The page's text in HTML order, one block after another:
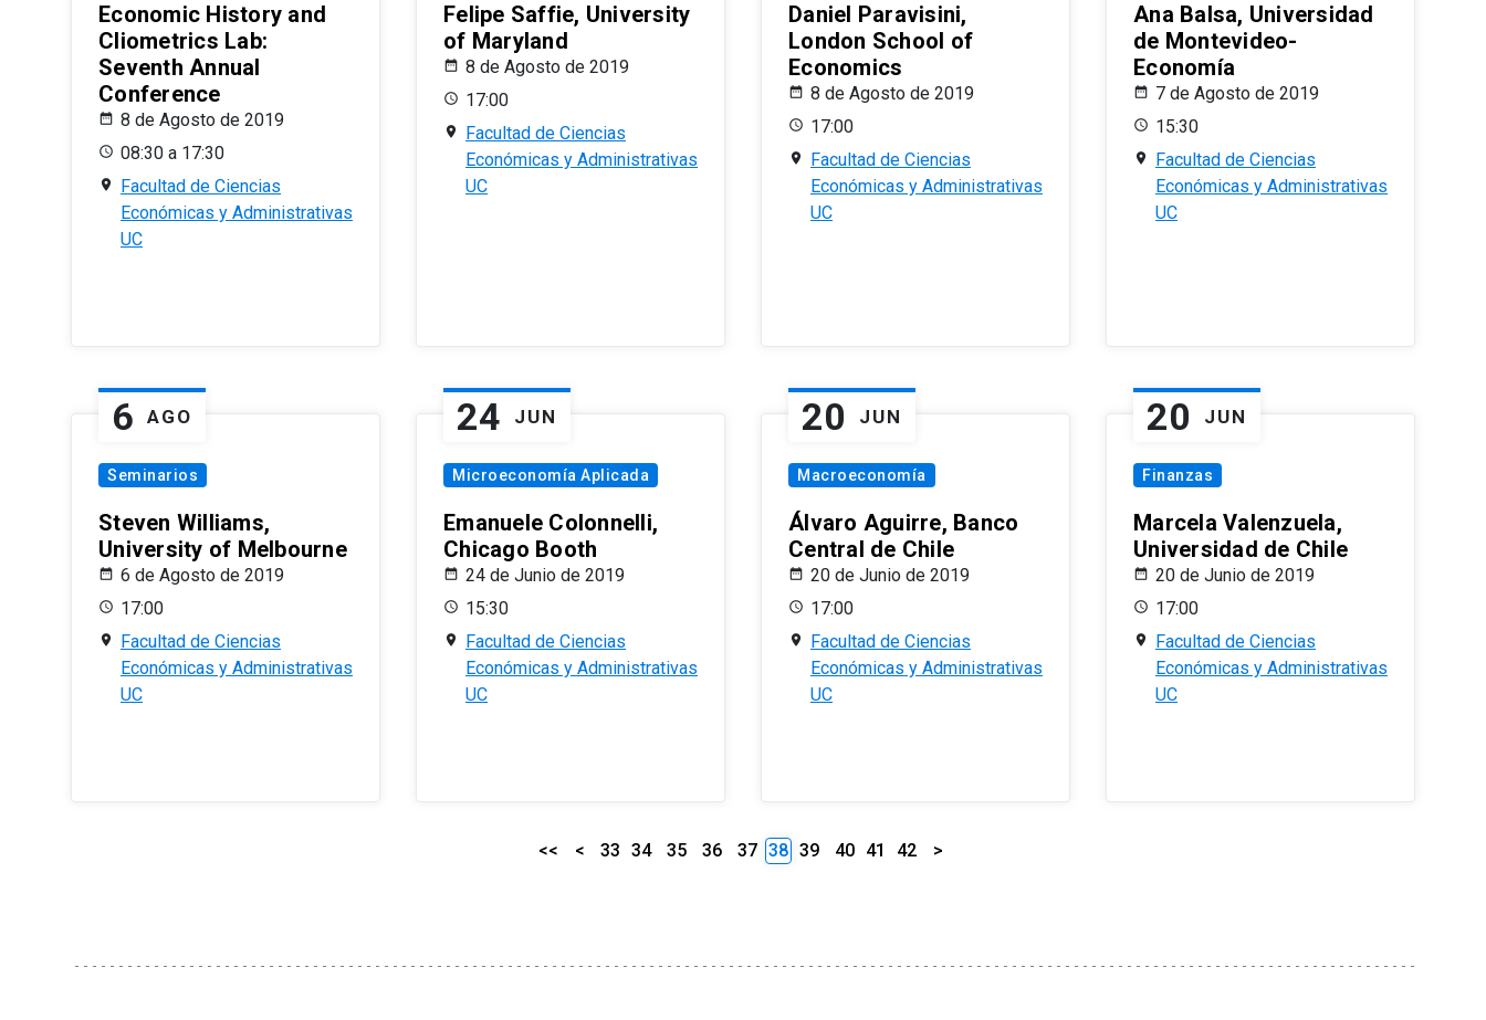
Economic History and
Cliometrics Lab:
Seventh Annual
Conference
8 de Agosto de 2019
08:30 a 17:30
Facultad de Ciencias
Económicas y Administrativas
UC
Felipe Saffie, University
of Maryland
8 de Agosto de 2019
17:00
Facultad de Ciencias
Económicas y Administrativas
UC
Daniel Paravisini,
London School of
Economics
8 de Agosto de 2019
17:00
Facultad de Ciencias
Económicas y Administrativas
UC
Ana Balsa, Universidad
de Montevideo-
Economía
7 de Agosto de 2019
15:30
Facultad de Ciencias
Económicas y Administrativas
UC
6 AGO
Seminarios
Steven Williams,
University of Melbourne
6 de Agosto de 2019
17:00
Facultad de Ciencias
Económicas y Administrativas
UC
24 JUN
Microeconomía Aplicada
Emanuele Colonnelli,
Chicago Booth
24 de Junio de 2019
15:30
Facultad de Ciencias
Económicas y Administrativas
UC
20 JUN
Macroeconomía
Álvaro Aguirre, Banco
Central de Chile
20 de Junio de 2019
17:00
Facultad de Ciencias
Económicas y Administrativas
UC
20 JUN
Finanzas
Marcela Valenzuela,
Universidad de Chile
20 de Junio de 2019
17:00
Facultad de Ciencias
Económicas y Administrativas
UC
<< < 33 34 35 36 37 38 39 40 41 42 >